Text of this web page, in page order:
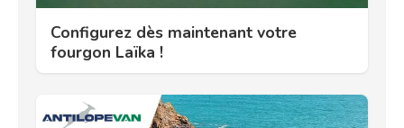
Configurez dès maintenant votre
fourgon Laïka !